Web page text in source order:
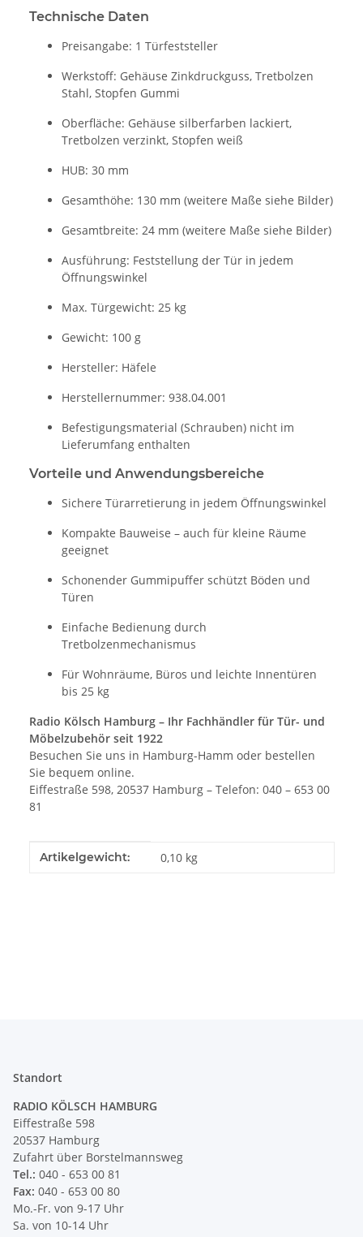
Technische Daten
Preisangabe: 1 Türfeststeller
Werkstoff: Gehäuse Zinkdruckguss, Tretbolzen
Stahl, Stopfen Gummi
Oberfläche: Gehäuse silberfarben lackiert,
Tretbolzen verzinkt, Stopfen weiß
HUB: 30 mm
Gesamthöhe: 130 mm (weitere Maße siehe Bilder)
Gesamtbreite: 24 mm (weitere Maße siehe Bilder)
Ausführung: Feststellung der Tür in jedem
Öffnungswinkel
Max. Türgewicht: 25 kg
Gewicht: 100 g
Hersteller: Häfele
Herstellernummer: 938.04.001
Befestigungsmaterial (Schrauben) nicht im
Lieferumfang enthalten
Vorteile und Anwendungsbereiche
Sichere Türarretierung in jedem Öffnungswinkel
Kompakte Bauweise – auch für kleine Räume
geeignet
Schonender Gummipuffer schützt Böden und
Türen
Einfache Bedienung durch
Tretbolzenmechanismus
Für Wohnräume, Büros und leichte Innentüren
bis 25 kg
Radio Kölsch Hamburg – Ihr Fachhändler für Tür- und
Möbelzubehör seit 1922
Besuchen Sie uns in Hamburg-Hamm oder bestellen
Sie bequem online.
Eiffestraße 598, 20537 Hamburg – Telefon: 040 – 653 00
81
Produkteigenschaft
Wert
Artikelgewicht: 0,10 kg
Standort
RADIO KÖLSCH HAMBURG
Eiffestraße 598
20537 Hamburg
Zufahrt über Borstelmannsweg
Tel.: 040 - 653 00 81
Fax: 040 - 653 00 80
Mo.-Fr. von 9-17 Uhr
Sa. von 10-14 Uhr